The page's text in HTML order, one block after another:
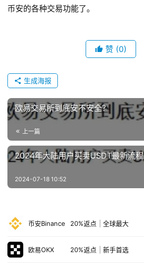
币安的各种交易功能了。
赞 (0)
生成海报
欧易交易所到底安不安全？
上一篇
2024年大陆用户买卖USDT最新流程
2024-07-18 10:52
币安Binance 20%返点 全球最大
欧易OKX 20%返点 新手首选